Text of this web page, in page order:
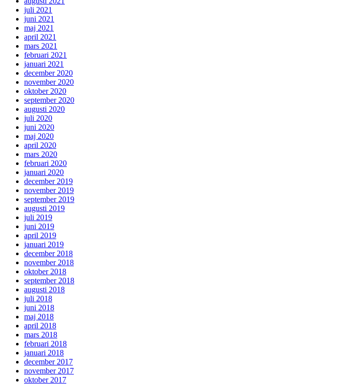
juli 2021
juni 2021
maj 2021
april 2021
mars 2021
februari 2021
januari 2021
december 2020
november 2020
oktober 2020
september 2020
augusti 2020
juli 2020
juni 2020
maj 2020
april 2020
mars 2020
februari 2020
januari 2020
december 2019
november 2019
september 2019
augusti 2019
juli 2019
juni 2019
april 2019
januari 2019
december 2018
november 2018
oktober 2018
september 2018
augusti 2018
juli 2018
juni 2018
maj 2018
april 2018
mars 2018
februari 2018
januari 2018
december 2017
november 2017
oktober 2017